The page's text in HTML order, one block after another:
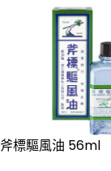
斧標驅風油 56ml